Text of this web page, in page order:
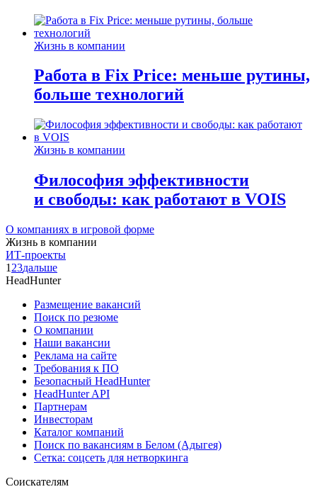
Жизнь в компании
Работа в Fix Price: меньше рутины,
больше технологий
Жизнь в компании
Философия эффективности
и свободы: как работают в VOIS
О компаниях в игровой форме
Жизнь в компании
ИТ-проекты
1 23дальше
HeadHunter
Размещение вакансий
Поиск по резюме
О компании
Наши вакансии
Реклама на сайте
Требования к ПО
Безопасный HeadHunter
HeadHunter API
Партнерам
Инвесторам
Каталог компаний
Поиск по вакансиям в Белом (Адыгея)
Сетка: соцсеть для нетворкинга
Соискателям